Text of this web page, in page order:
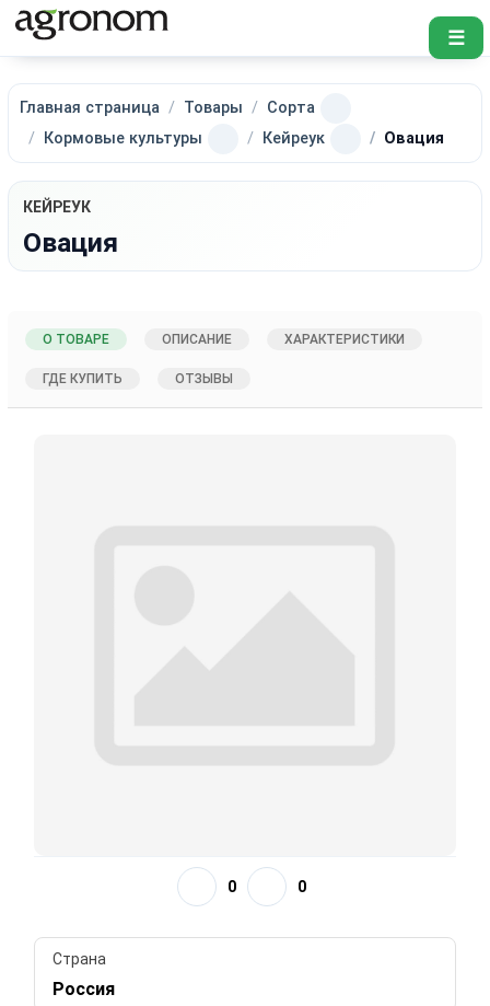
☰
Главная страница Товары
Сорта
Кормовые культуры
Кейреук Овация
КЕЙРЕУК
Овация
О ТОВАРЕ ОПИСАНИЕ ХАРАКТЕРИСТИКИ
ГДЕ КУПИТЬ ОТЗЫВЫ
0 0
Страна
Россия